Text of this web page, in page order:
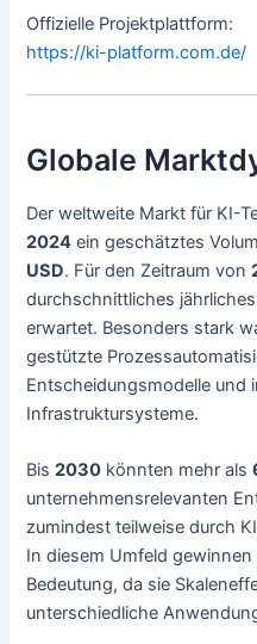
Offizielle Projektplattform:
https://ki-platform.com.de/
Globale
Der weltweite Markt für KI-
2024 ein geschätztes
USD. Für den Zeitraum von
durchschnittliches
erwartet. Besonders stark
gestützte
Entscheidungsmodelle und
Infrastruktursysteme.
Bis2030 könnten mehr als
unternehmensrelevanten
zumindest teilweise durch
In diesem Umfeld
Bedeutung, da sie
unterschiedliche